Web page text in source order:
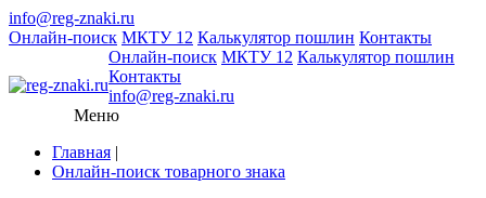
info@reg-znaki.ru
Онлайн-поиск МКТУ 12 Калькулятор пошлин Контакты
Онлайн-поиск МКТУ 12 Калькулятор пошлин
Контакты
info@reg-znaki.ru
Меню
Главная |
Онлайн-поиск товарного знака